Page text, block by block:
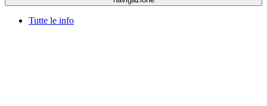
Tutte le info